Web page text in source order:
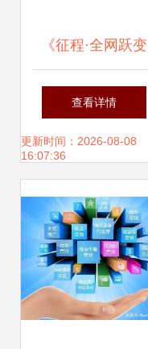
《征程·全网跃变
2019年中国实用工
具企业互联网销售
查看详情
更新时间：2026-08-08
16:07:36